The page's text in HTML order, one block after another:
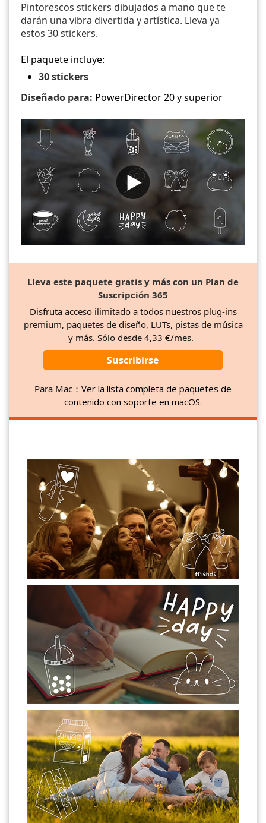
Pintorescos stickers dibujados a mano que te
darán una vibra divertida y artística. Lleva ya
estos 30 stickers.
El paquete incluye:
30 stickers
Diseñado para: PowerDirector 20 y superior
Lleva este paquete gratis y más con un Plan de
Suscripción 365
Disfruta acceso ilimitado a todos nuestros plug-ins
premium, paquetes de diseño, LUTs, pistas de música
y más. Sólo desde 4,33 €/mes.
Suscribirse
Para Mac： Ver la lista completa de paquetes de
contenido con soporte en macOS.